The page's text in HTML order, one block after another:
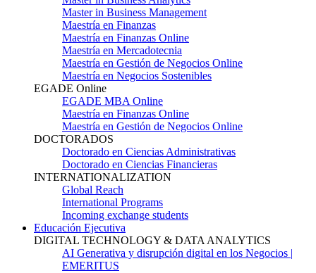
Master in Business Management
Maestría en Finanzas
Maestría en Finanzas Online
Maestría en Mercadotecnia
Maestría en Gestión de Negocios Online
Maestría en Negocios Sostenibles
EGADE Online
EGADE MBA Online
Maestría en Finanzas Online
Maestría en Gestión de Negocios Online
DOCTORADOS
Doctorado en Ciencias Administrativas
Doctorado en Ciencias Financieras
INTERNATIONALIZATION
Global Reach
International Programs
Incoming exchange students
Educación Ejecutiva
DIGITAL TECHNOLOGY & DATA ANALYTICS
AI Generativa y disrupción digital en los Negocios |
EMERITUS